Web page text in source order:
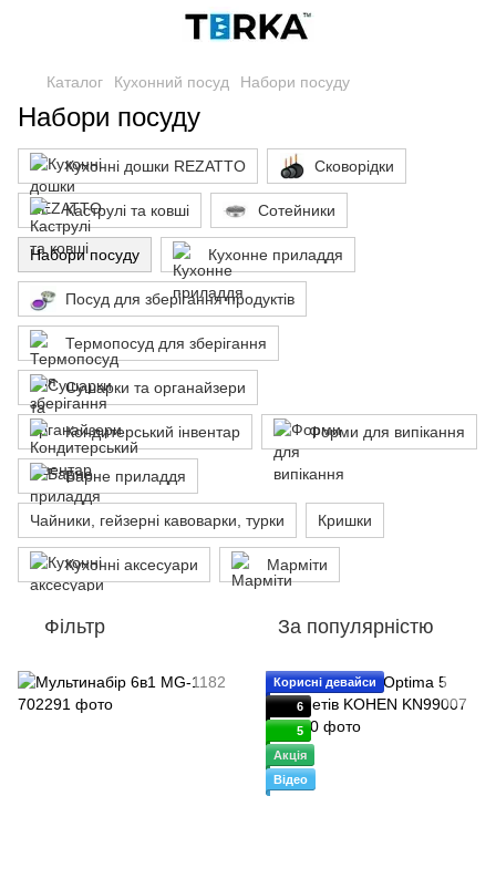
Каталог Кухонний посуд Набори посуду
Набори посуду
Кухонні дошки REZATTO Сковорідки
Каструлі та ковші Сотейники
Набори посуду Кухонне приладдя
Посуд для зберігання продуктів
Термопосуд для зберігання
Сушарки та органайзери
Кондитерський інвентар Форми для випікання
Барне приладдя
Чайники, гейзерні кавоварки, турки Кришки
Кухонні аксесуари Марміти
Фільтр За популярністю
Корисні девайси
6
5
Акція
Відео